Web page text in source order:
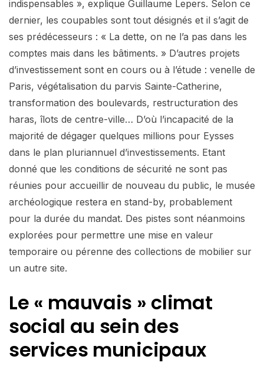
indispensables », explique Guillaume Lepers. Selon ce
dernier, les coupables sont tout désignés et il s’agit de
ses prédécesseurs : « La dette, on ne l’a pas dans les
comptes mais dans les bâtiments. » D’autres projets
d’investissement sont en cours ou à l’étude : venelle de
Paris, végétalisation du parvis Sainte-Catherine,
transformation des boulevards, restructuration des
haras, îlots de centre-ville… D’où l’incapacité de la
majorité de dégager quelques millions pour Eysses
dans le plan pluriannuel d’investissements. Etant
donné que les conditions de sécurité ne sont pas
réunies pour accueillir de nouveau du public, le musée
archéologique restera en stand-by, probablement
pour la durée du mandat. Des pistes sont néanmoins
explorées pour permettre une mise en valeur
temporaire ou pérenne des collections de mobilier sur
un autre site.
Le « mauvais » climat
social au sein des
services municipaux